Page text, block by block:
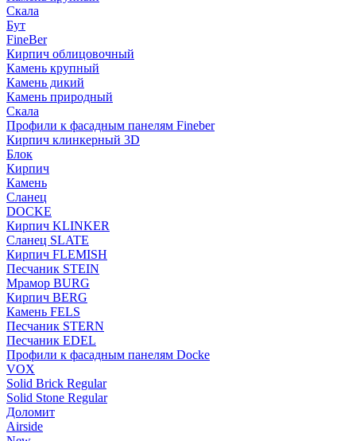
Скала
Бут
FineBer
Кирпич облицовочный
Камень крупный
Камень дикий
Камень природный
Скала
Профили к фасадным панелям Fineber
Кирпич клинкерный 3D
Блок
Кирпич
Камень
Сланец
DOCKE
Кирпич KLINKER
Сланец SLATE
Кирпич FLEMISH
Пес­ча­ник STEIN
Мрамор BURG
Кирпич BERG
Камень FELS
Пес­ча­ник STERN
Пес­ча­ник EDEL
Профили к фасадным панелям Docke
VOX
Solid Brick Regular
Solid Stone Regular
Доломит
Airside